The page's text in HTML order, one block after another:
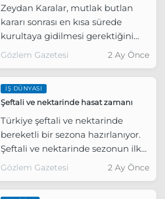
Zeydan Karalar, mutlak butlan
kararı sonrası en kısa sürede
kurultaya gidilmesi gerektiğini
söyledi.
Gözlem Gazetesi 2 Ay Önce
İŞ DÜNYASI
Şeftali ve nektarinde hasat zamanı
Türkiye şeftali ve nektarinde
bereketli bir sezona hazırlanıyor.
Şeftali ve nektarinde sezonun ilk
hasat töreni Selçuk’ta
Gözlem Gazetesi 2 Ay Önce